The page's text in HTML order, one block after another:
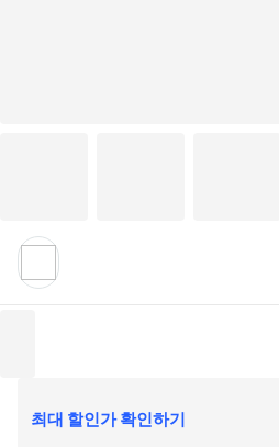
최대 할인가 확인하기